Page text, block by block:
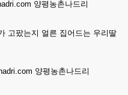
고팠는지 얼른 집어드는 우리딸